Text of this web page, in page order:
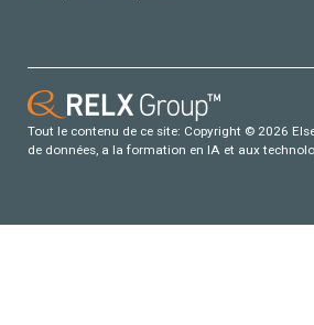
Tout le contenu de ce site: Copyright © 2026
de données, a la formation en IA et aux